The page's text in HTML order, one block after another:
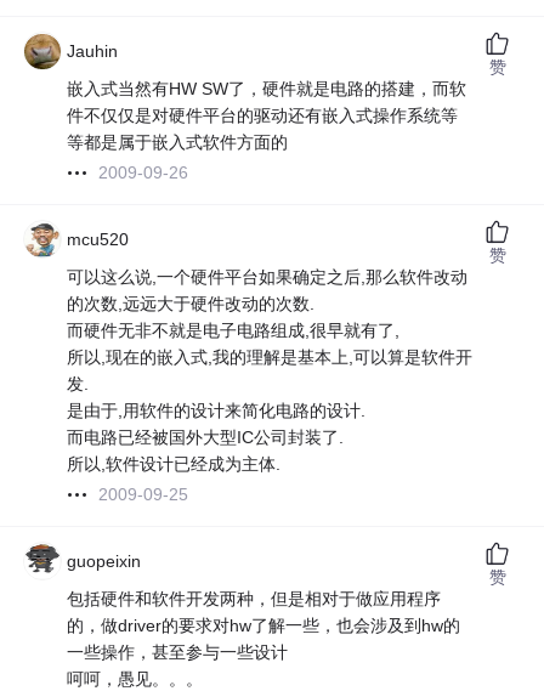
Jauhin
嵌入式当然有HW SW了，硬件就是电路的搭建，而软
件不仅仅是对硬件平台的驱动还有嵌入式操作系统等
等都是属于嵌入式软件方面的
2009-09-26
赞
mcu520
可以这么说,一个硬件平台如果确定之后,那么软件改动
的次数,远远大于硬件改动的次数.
而硬件无非不就是电子电路组成,很早就有了,
所以,现在的嵌入式,我的理解是基本上,可以算是软件开
发.
是由于,用软件的设计来简化电路的设计.
而电路已经被国外大型IC公司封装了.
所以,软件设计已经成为主体.
2009-09-25
赞
guopeixin
包括硬件和软件开发两种，但是相对于做应用程序
的，做driver的要求对hw了解一些，也会涉及到hw的
一些操作，甚至参与一些设计
呵呵，愚见。。。
赞